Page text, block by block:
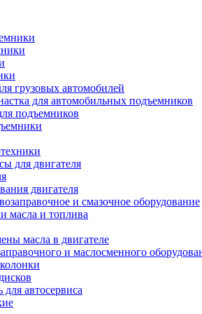
грузовых автомобилей
для автомобильных подъемников
подъемников
для двигателя
двигателя
и смазочное оборудование
масла и топлива
масла в двигателе
и маслосменного
автосервиса